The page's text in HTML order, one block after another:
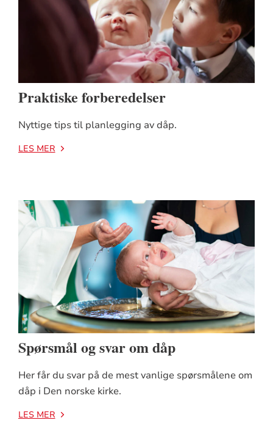
Praktiske forberedelser
Nyttige tips til planlegging av dåp.
LES MER
Spørsmål og svar om dåp
Her får du svar på de mest vanlige spørsmålene om
dåp i Den norske kirke.
LES MER